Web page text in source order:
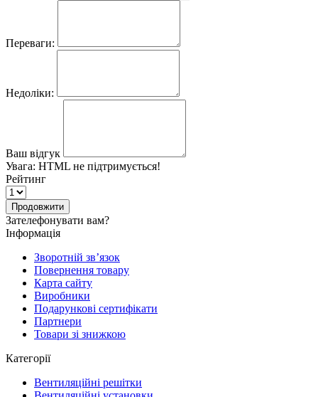
Переваги:
Недоліки:
Ваш відгук
Увага: HTML не підтримується!
Рейтинг
Продовжити
Зателефонувати вам?
Інформація
Зворотній зв’язок
Повернення товару
Карта сайту
Виробники
Подарункові сертифікати
Партнери
Товари зі знижкою
Категорії
Вентиляційні решітки